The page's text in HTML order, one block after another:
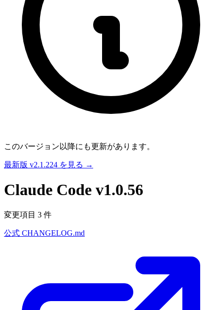
このバージョン以降にも更新があります。
最新版 v2.1.224 を見る →
Claude Code v1.0.56
変更項目 3 件
公式 CHANGELOG.md